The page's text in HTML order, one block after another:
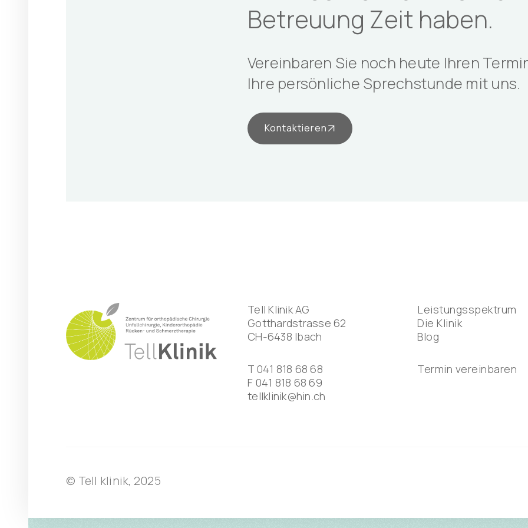
Betreuung Zeit haben.
Vereinbaren Sie noch heute Ihren
Ihre persönliche Sprechstunde mit uns.
Kontaktieren
Tell Klinik AG
Gotthardstrasse 62
CH-6438 Ibach
T 041 818 68 68
F 041 818 68 69
tellklinik@hin.ch
Leistungsspektrum
Die Klinik
Blog
Termin vereinbaren
© Tell klinik, 2025